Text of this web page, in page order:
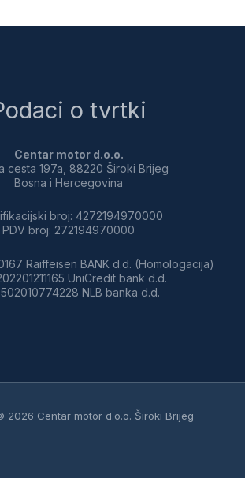
o tvrtki
Centar motor d.o.o.
cesta 197a, 88220 Široki Brijeg
Bosna i Hercegovina
broj: 4272194970000
PDV broj: 272194970000
Raiffeisen BANK d.d. (Homologacija)
UniCredit bank d.d.
NLB banka d.d.
2026 Centar motor d.o.o. Široki Brijeg